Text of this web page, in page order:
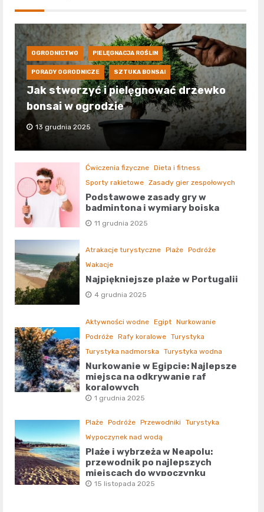
OGRODNICTWO PIELĘGNACJA ROŚLIN
PORADY OGRODNICZE SZTUKA BONSAI
Jak stworzyć i pielęgnować drzewko
bonsai w ogrodzie
13 grudnia 2025
Ćwiczenia fizyczne Dieta i fitness
Sporty rakietowe Zasady gier zespołowych
Podstawowe zasady gry w
badmintona i wymiary boiska
11 grudnia 2025
Atrakacje turystyczne Plaże Podróże
Wakacje
Najpiękniejsze plaże w Portugalii
4 grudnia 2025
Aktywności wodne Egipt Nurkowanie
Podróże Rafy koralowe Turystyka
Turystyka nadmorska
Turystyka wodna
Nurkowanie w Egipcie: Najlepsze
miejsca na odkrywanie raf
koralowych
1 grudnia 2025
Plaże Podróże Przewodniki
Turystyka
Wypoczynek nad wodą
Plaże i wybrzeża w Neapolu:
przewodnik po najlepszych
miejscach do wypoczynku
15 listopada 2025